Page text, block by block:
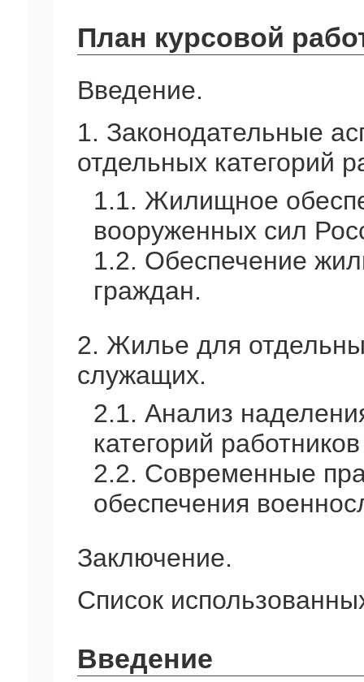
План курсовой
Введение.
1. Законодательные
отдельных категорий
1.1. Жилищное
вооруженных сил
1.2. Обеспечение
граждан.
2. Жилье для
служащих.
2.1. Анализ
категорий
2.2. Современные
обеспечения
Заключение.
Список
Введение